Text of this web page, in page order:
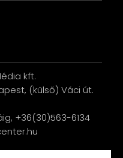
kft.
(külső) Váci út.
+36(30)563-6134